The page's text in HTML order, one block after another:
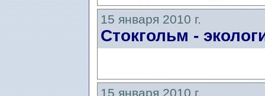
15 января 2010 г.
Стокгольм -
15 января 2010 г.